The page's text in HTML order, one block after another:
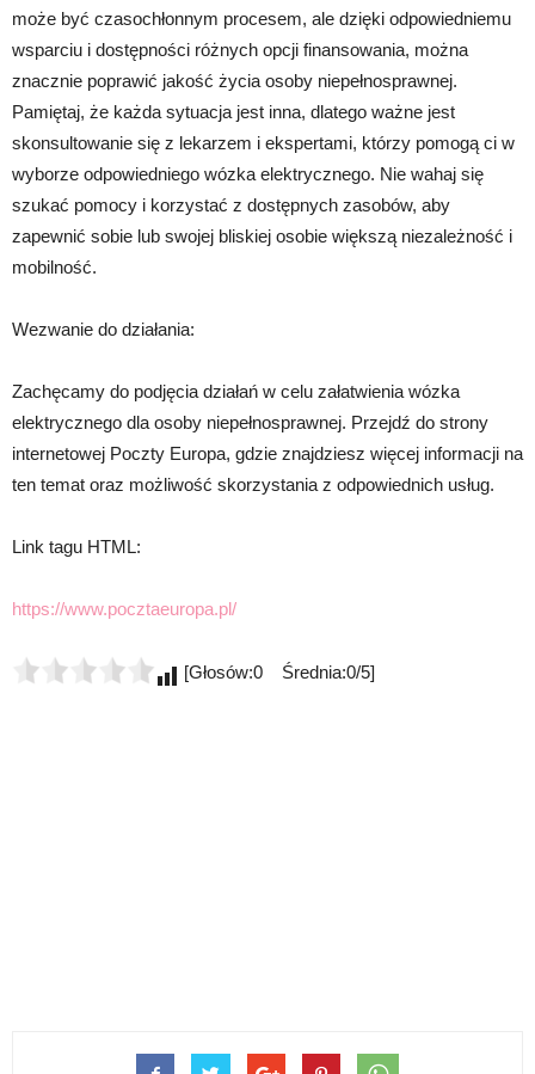
może być czasochłonnym procesem, ale dzięki odpowiedniemu
wsparciu i dostępności różnych opcji finansowania, można
znacznie poprawić jakość życia osoby niepełnosprawnej.
Pamiętaj, że każda sytuacja jest inna, dlatego ważne jest
skonsultowanie się z lekarzem i ekspertami, którzy pomogą ci w
wyborze odpowiedniego wózka elektrycznego. Nie wahaj się
szukać pomocy i korzystać z dostępnych zasobów, aby
zapewnić sobie lub swojej bliskiej osobie większą niezależność i
mobilność.
Wezwanie do działania:
Zachęcamy do podjęcia działań w celu załatwienia wózka
elektrycznego dla osoby niepełnosprawnej. Przejdź do strony
internetowej Poczty Europa, gdzie znajdziesz więcej informacji na
ten temat oraz możliwość skorzystania z odpowiednich usług.
Link tagu HTML:
https://www.pocztaeuropa.pl/
[Głosów:0 Średnia:0/5]